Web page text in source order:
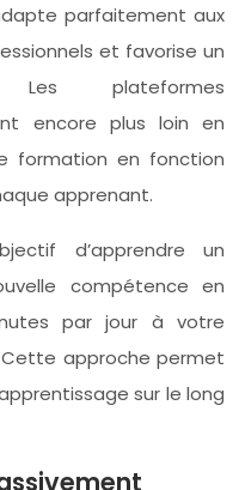
parfaitement aux
et favorise un
plateformes
encore plus loin en
formation en fonction
apprenant.
d’apprendre un
compétence en
par jour à votre
approche permet
sur le long